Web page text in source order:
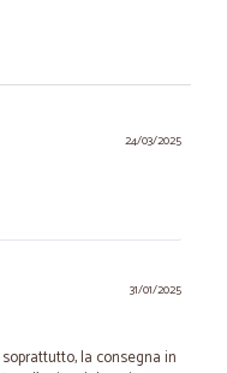
24/03/2025
31/01/2025
la consegna in